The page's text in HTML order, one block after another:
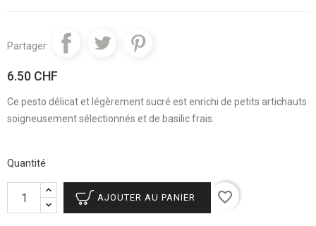
Partager
6.50 CHF
Ce pesto délicat et légèrement sucré est enrichi de petits artichauts
soigneusement sélectionnés et de basilic frais.
Quantité
AJOUTER AU PANIER favorite_border